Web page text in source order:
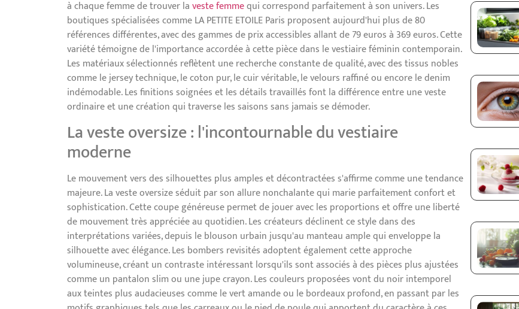
à chaque femme de trouver laveste femmequi correspond parfaitement à son univers. Les
boutiques spécialisées comme LA PETITE ETOILE Paris proposent aujourd'hui plus de 80
références différentes, avec des gammes de prix accessibles allant de 79 euros à 369 euros. Cette
variété témoigne de l'importance accordée à cette pièce dans le vestiaire féminin contemporain.
Les matériaux sélectionnés reflètent une recherche constante de qualité, avec des tissus nobles
comme le jersey technique, le coton pur, le cuir véritable, le velours raffiné ou encore le denim
indémodable. Les finitions soignées et les détails travaillés font la différence entre une veste
ordinaire et une création qui traverse les saisons sans jamais se démoder.
La veste oversize : l'incontournable du vestiaire
moderne
Le mouvement vers des silhouettes plus amples et décontractées s'affirme comme une tendance
majeure. La veste oversize séduit par son allure nonchalante qui marie parfaitement confort et
sophistication. Cette coupe généreuse permet de jouer avec les proportions et offre une liberté
de mouvement très appréciée au quotidien. Les créateurs déclinent ce style dans des
interprétations variées, depuis le blouson urbain jusqu'au manteau ample qui enveloppe la
silhouette avec élégance. Les bombers revisités adoptent également cette approche
volumineuse, créant un contraste intéressant lorsqu'ils sont associés à des pièces plus ajustées
comme un pantalon slim ou une jupe crayon. Les couleurs proposées vont du noir intemporel
aux teintes plus audacieuses comme le vert amande ou le bordeaux profond, en passant par les